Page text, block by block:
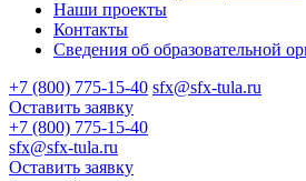
Наши проекты
Контакты
Сведения об образовательной
+7 (800) 775-15-40 sfx@sfx-tula.ru
Оставить заявку
+7 (800) 775-15-40
sfx@sfx-tula.ru
Оставить заявку